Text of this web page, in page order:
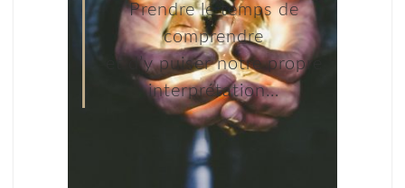
Prendre le temps de
comprendre
et d’y puiser notre propre
interprétation…